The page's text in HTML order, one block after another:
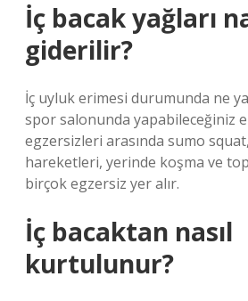
İç bacak yağları
giderilir?
İç uyluk erimesi durumunda ne
spor salonunda yapabileceğiniz
egzersizleri arasında sumo
hareketleri, yerinde koşma ve
birçok egzersiz yer alır.
İç bacaktan nasıl
kurtulunur?